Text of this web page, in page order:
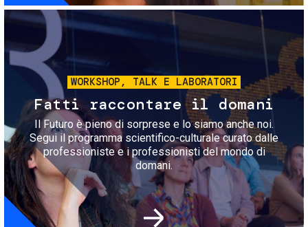
Immagine
WORKSHOP, TALK E LABORATORI
Fatti raccontare il domani
Il Futuro è pieno di sorprese e lo siamo anche noi.
Segui il programma scientifico-culturale curato dalle
professioniste e i professionisti del mondo di
domani.